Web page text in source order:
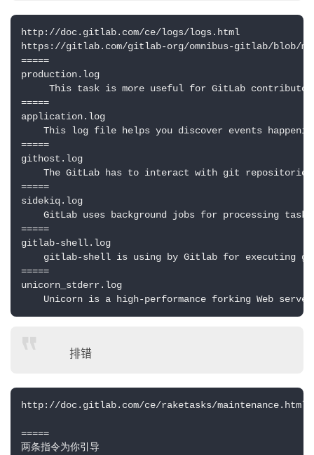
http://doc.gitlab.com/ce/logs/logs.html
https://gitlab.com/gitlab-org/omnibus-gitlab/blob/
=====
production.log
This task is more useful for GitLab contributors
=====
application.log
This log file helps you discover events
=====
githost.log
The GitLab has to interact with git repositories
=====
sidekiq.log
GitLab uses background jobs for processing
=====
gitlab-shell.log
gitlab-shell is using by Gitlab for executing git
=====
unicorn_stderr.log
Unicorn is a high-performance forking Web
排错
http://doc.gitlab.com/ce/raketasks/
=====
两条指令为你引导